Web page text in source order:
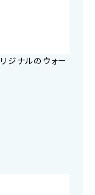
ジナルのウォー